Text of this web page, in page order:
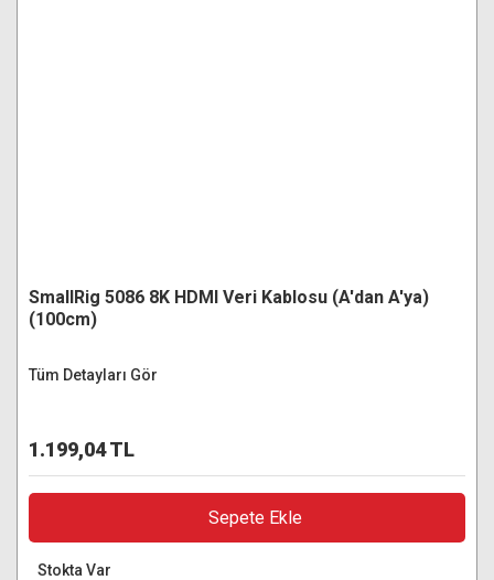
SmallRig 5086 8K HDMI Veri Kablosu (A'dan A'ya)
(100cm)
Tüm Detayları Gör
1.199,04 TL
Sepete Ekle
Stokta Var